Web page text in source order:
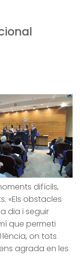
difícils,
«Els obstacles
dia i seguir
que permeti
on tots
agrada en les